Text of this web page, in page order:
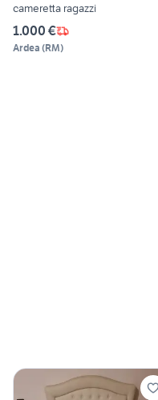
cameretta ragazzi
1.000 €
Ardea (RM)